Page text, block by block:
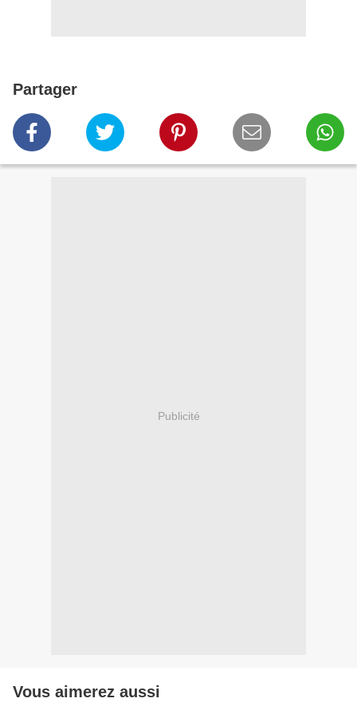
Partager
Publicité
Vous aimerez aussi